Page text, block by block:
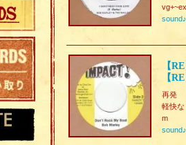
sound♪
【
【
再発
軽快
m
sound♪